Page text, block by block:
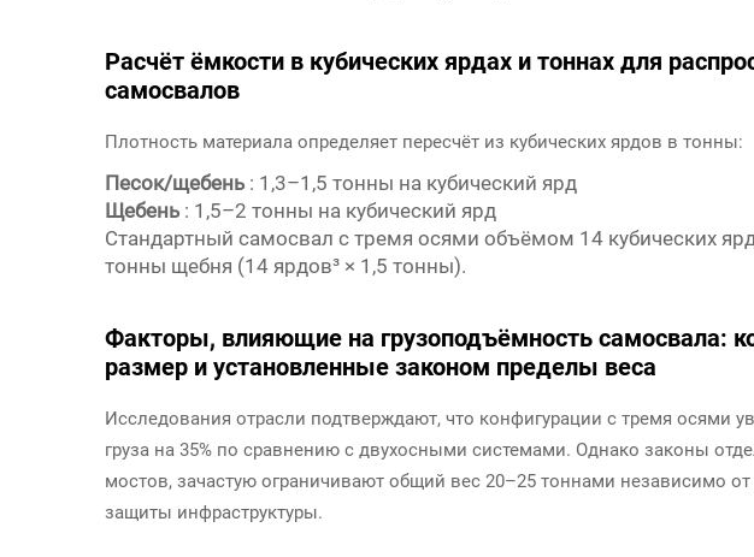
Расчёт ёмкости в кубических ярдах и тоннах для
самосвалов
Плотность материала определяет пересчёт из кубических ярдов в тонны:
Песок/щебень : 1,3–1,5 тонны на кубический ярд
Щебень : 1,5–2 тонны на кубический ярд
Стандартный самосвал с тремя осями объёмом 14 кубических
тонны щебня (14 ярдов³ × 1,5 тонны).
Факторы, влияющие на грузоподъёмность самосвала:
размер и установленные законом пределы веса
Исследования отрасли подтверждают, что конфигурации с тремя осями
груза на 35% по сравнению с двухосными системами. Однако законы
мостов, зачастую ограничивают общий вес 20–25 тоннами независимо
защиты инфраструктуры.